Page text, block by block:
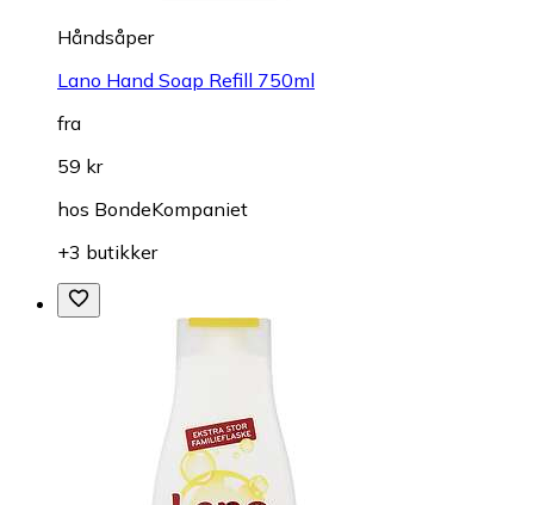
Håndsåper
Lano Hand Soap Refill 750ml
fra
59 kr
hos BondeKompaniet
+3 butikker